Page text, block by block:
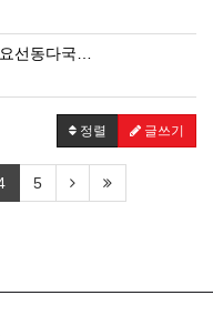
선동다국…
정렬 글쓰기
5